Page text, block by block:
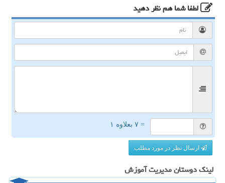
لطفا شما همنظر دهید
= ۷ بعلاوه ۱
ارسال نظر در مورد مطلب
لینک دوستان مدیریت آموزش